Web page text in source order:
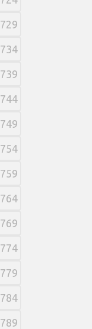
729
734
739
744
749
754
759
764
769
774
779
784
789